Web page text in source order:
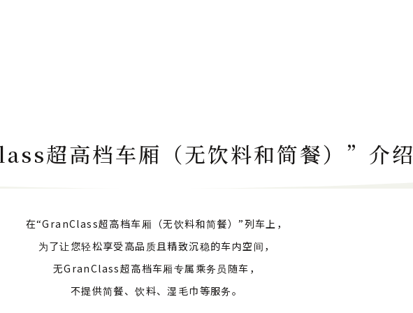
超高档车厢（无饮料和简餐）”介绍
在“GranClass超高档车厢（无饮料和简餐）”列车上，
为了让您轻松享受高品质且精致沉稳的车内空间，
无GranClass超高档车厢专属乘务员随车，
不提供简餐、饮料、湿毛巾等服务。